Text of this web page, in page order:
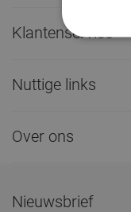
Klantenservice
Nuttige links
Over ons
Nieuwsbrief